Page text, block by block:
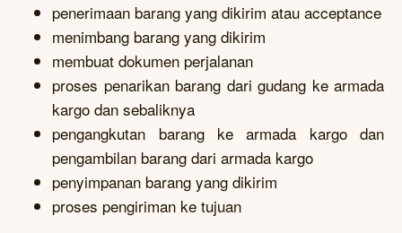
penerimaan barang yang dikirim atau acceptance
menimbang barang yang dikirim
membuat dokumen perjalanan
proses penarikan barang dari gudang ke armada
kargo dan sebaliknya
pengangkutan barang ke armada kargo dan
pengambilan barang dari armada kargo
penyimpanan barang yang dikirim
proses pengiriman ke tujuan